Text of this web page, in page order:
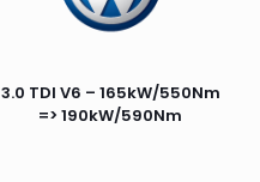
3.0 TDI V6 – 165kW/550Nm
=> 190kW/590Nm